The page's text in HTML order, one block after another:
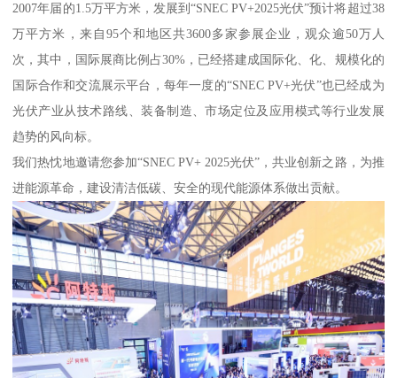
2007年届的1.5万平方米，发展到“SNEC PV+2025光伏”预计将超过38
万平方米，来自95个和地区共3600多家参展企业，观众逾50万人
次，其中，国际展商比例占30%，已经搭建成国际化、化、规模化的
国际合作和交流展示平台，每年一度的“SNEC PV+光伏”也已经成为
光伏产业从技术路线、装备制造、市场定位及应用模式等行业发展
趋势的风向标。
我们热忱地邀请您参加“SNEC PV+ 2025光伏”，共业创新之路，为推
进能源革命，建设清洁低碳、安全的现代能源体系做出贡献。